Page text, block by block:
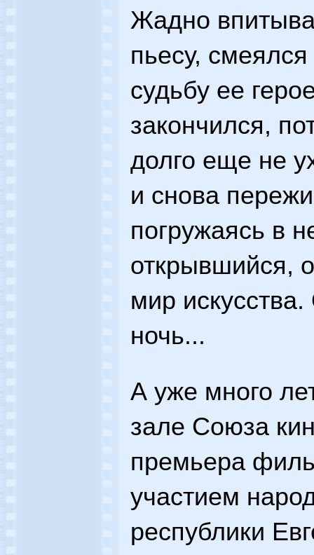
Жадно
пьесу,
судьбу ее
закончился,
долго еще не
и снова
погружаясь в
открывшийся,
мир
ночь...
А уже много
зале Союза
премьера
участием
республики